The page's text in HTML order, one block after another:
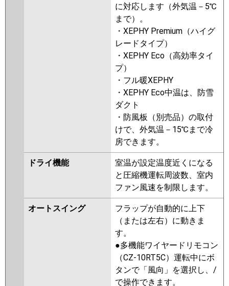
FDTV405H5S-rakuri-na
PA-P40U7HNBX PA-P40U7HNB
PA-P40U7H
PA-P40U7HN
P40U6CNB PA-P40U6CB PA-
P40U6HNB
PA-P40U6HN
に対応します（外気温－5℃
まで）。
・XEPHY Premium（ハイグ
レードタイプ）
・XEPHY Eco（高効率タイ
プ）
・フル暖XEPHY
・XEPHY Eco中温は、防雪
ダクト
・防風板（別売品）の取付
けで、外気温－15℃まで冷
房できます。
ドライ機能
室温が設定温度近くになる
と圧縮機運転周波数、室内
ファン風速を制限します。
オートスイング
フラップが自動的に上下
（または左右）に動きま
す。
●多機能ワイヤードリモコン
（CZ-10RT5C）運転中にボ
タンで「風向」を選択し、/
で操作できます。